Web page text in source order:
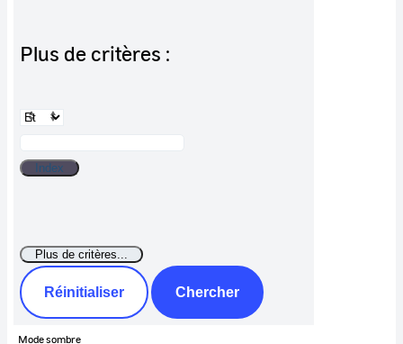
Plus de critères :
Réinitialiser Chercher
Mode sombre